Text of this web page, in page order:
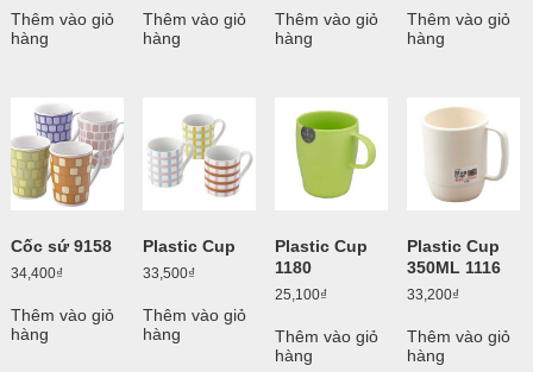
Thêm vào giỏ
hàng
Thêm vào giỏ
hàng
Thêm vào giỏ
hàng
Thêm vào giỏ
hàng
Cốc sứ 9158
34,400₫
Thêm vào giỏ
hàng
Plastic Cup
33,500₫
Thêm vào giỏ
hàng
Plastic Cup
1180
25,100₫
Thêm vào giỏ
hàng
Plastic Cup
350ML 1116
33,200₫
Thêm vào giỏ
hàng